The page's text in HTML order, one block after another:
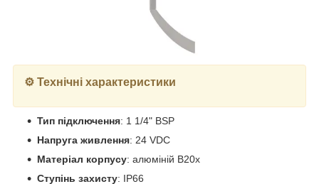
⚙️ Технічні характеристики
Тип підключення: 1 1/4" BSP
Напруга живлення: 24 VDC
Матеріал корпусу: алюміній B20x
Ступінь захисту: IP66